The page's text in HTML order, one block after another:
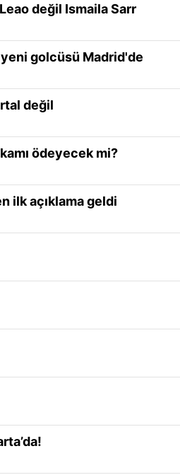
değil Ismaila Sarr
golcüsü Madrid'de
değil
ödeyecek mi?
ilk açıklama geldi